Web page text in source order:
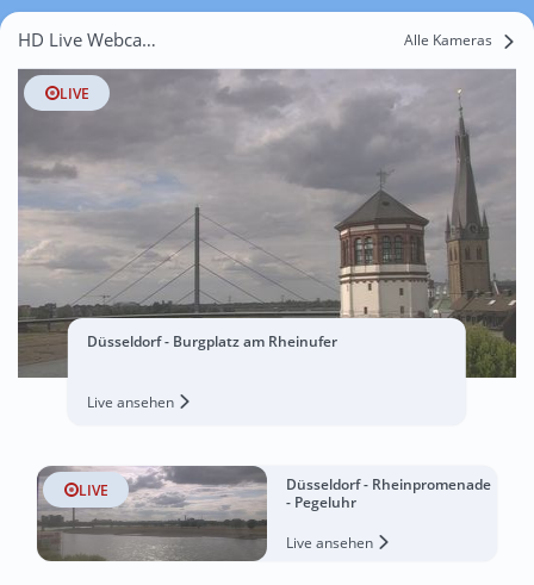
HD Live Webcams Langst Alle Kameras
LIVE
Düsseldorf - Burgplatz am Rheinufer
Live ansehen
LIVE
Düsseldorf - Rheinpromenade
- Pegeluhr
Live ansehen